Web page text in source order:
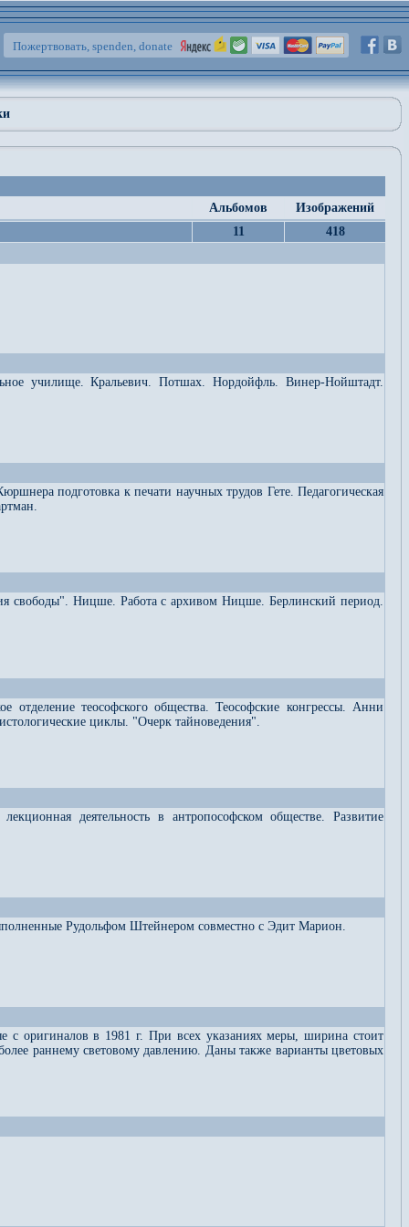
Пожертвовать, spenden, donate
Альбомов
Изображений
11
418
училище. Кральевич. Потшах. Нордойфль. Винер-Нойштадт.
подготовка к печати научных трудов Гете. Педагогическая
свободы". Ницше. Работа с архивом Ницше. Берлинский период.
теософского общества. Теософские конгрессы. Анни
циклы. "Очерк тайноведения".
деятельность в антропософском обществе. Развитие
Рудольфом Штейнером совместно с Эдит Марион.
с оригиналов в 1981 г. При всех указаниях меры, ширина стоит
раннему световому давлению. Даны также варианты цветовых